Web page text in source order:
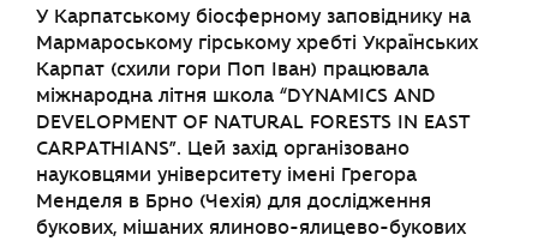
У Карпатському біосферному заповіднику на
Мармароському гірському хребті Українських
Карпат (схили гори Поп Іван) працювала
міжнародна літня школа “DYNAMICS AND
DEVELOPMENT OF NATURAL FORESTS IN EAST
CARPATHIANS”. Цей захід організовано
науковцями університету імені Грегора
Менделя в Брно (Чехія) для дослідження
букових, мішаних ялиново-ялицево-букових